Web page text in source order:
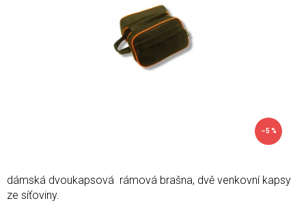
–5 %
dámská dvoukapsová rámová brašna, dvě venkovní kapsy
ze síťoviny.